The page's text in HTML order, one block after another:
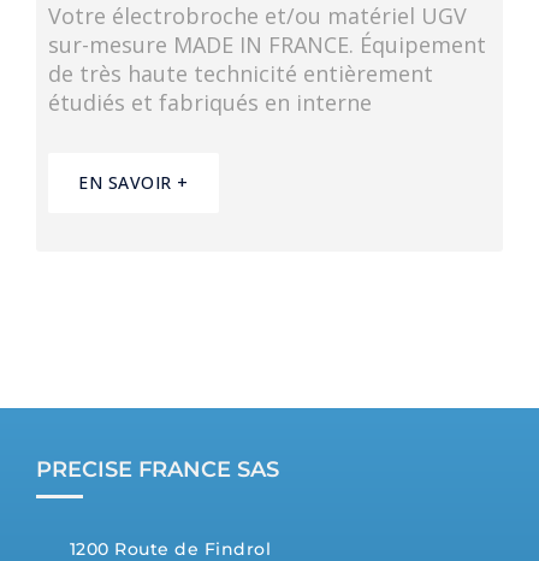
Votre électrobroche et/ou matériel UGV
sur-mesure MADE IN FRANCE. Équipement
de très haute technicité entièrement
étudiés et fabriqués en interne
EN SAVOIR +
PRECISE FRANCE SAS
1200 Route de Findrol